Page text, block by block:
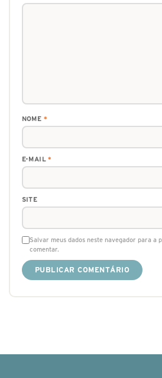
NOME *
E-MAIL*
SITE
Salvar meus dados neste navegador para a
comentar.